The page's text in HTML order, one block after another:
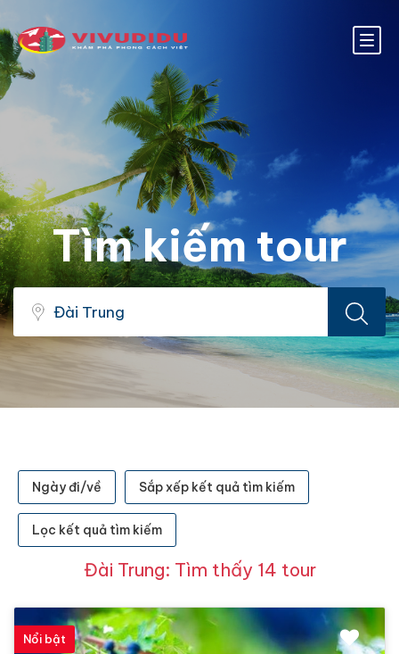
Tìm kiếm tour
Ngày đi/về Sắp xếp kết quả tìm kiếm
Lọc kết quả tìm kiếm
Đài Trung: Tìm thấy 14 tour
Nổi bật